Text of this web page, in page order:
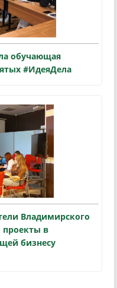
обучающая
#ИдеяДела
Владимирского
проекты в
бизнесу